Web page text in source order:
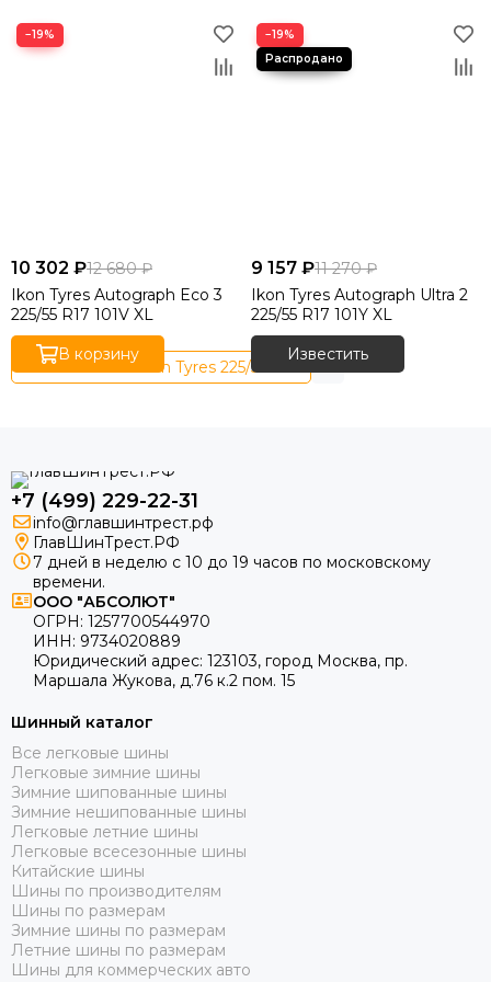
−19%
10 302 ₽12 680 ₽
Ikon Tyres Autograph Eco 3
225/55 R17 101V XL
В корзину
−19%
9 157 ₽11 270 ₽
Ikon Tyres Autograph Ultra 2
225/55 R17 101Y XL
Известить
Летние шины Ikon Tyres 225/55 R17
+7 (499) 229-22-31
info@главшинтрест.рф
ГлавШинТрест.РФ
7 дней в неделю с 10 до 19 часов по московскому
времени.
ООО "АБСОЛЮТ"
ОГРН: 1257700544970
ИНН: 9734020889
Юридический адрес: 123103, город Москва, пр.
Маршала Жукова, д.76 к.2 пом. 15
Шинный каталог
Все легковые шины
Легковые зимние шины
Зимние шипованные шины
Зимние нешипованные шины
Легковые летние шины
Легковые всесезонные шины
Китайские шины
Шины по производителям
Шины по размерам
Зимние шины по размерам
Летние шины по размерам
Шины для коммерческих авто